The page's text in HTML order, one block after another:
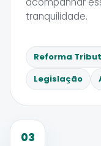
tranquilidade.
Reforma
Legislação
03